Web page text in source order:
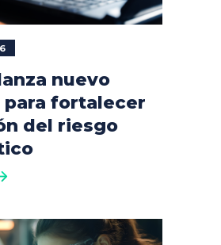
nuevo
fortalecer
del riesgo